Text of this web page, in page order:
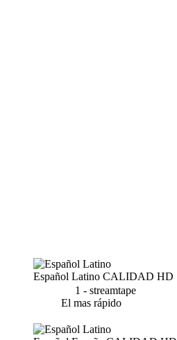
Español Latino CALIDAD HD
1 - streamtape
El mas rápido